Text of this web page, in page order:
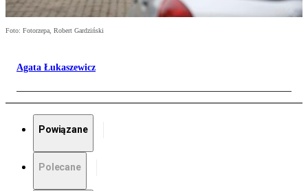
Foto: Fotorzepa, Robert Gardziński
Agata Łukaszewicz
Powiązane
Polecane